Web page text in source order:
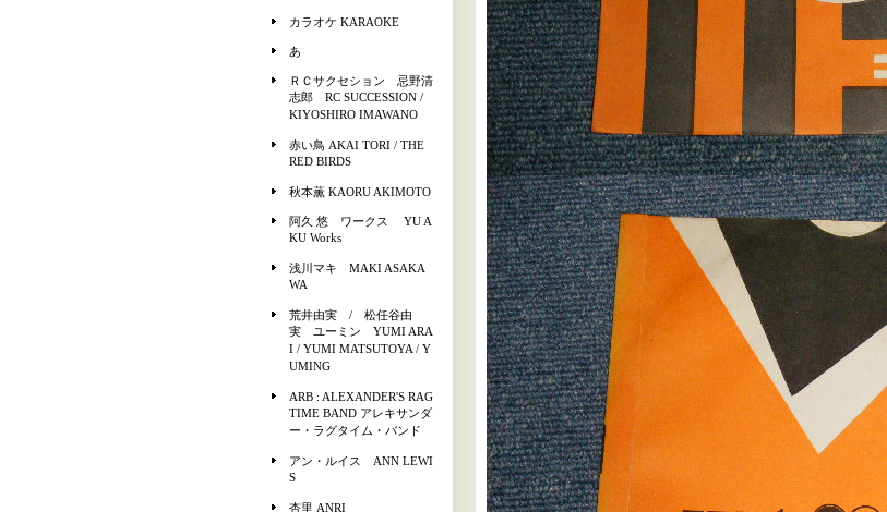
カラオケ KARAOKE
あ
ＲＣサクセション 忌野清
志郎 RC SUCCESSION /
KIYOSHIRO IMAWANO
赤い鳥 AKAI TORI / THE
RED BIRDS
秋本薫 KAORU AKIMOTO
阿久 悠 ワークス YU A
KU Works
浅川マキ MAKI ASAKA
WA
荒井由実 / 松任谷由
実 ユーミン YUMI ARA
I / YUMI MATSUTOYA / Y
UMING
ARB : ALEXANDER'S RAG
TIME BAND アレキサンダ
ー・ラグタイム・バンド
アン・ルイス ANN LEWI
S
杏里 ANRI